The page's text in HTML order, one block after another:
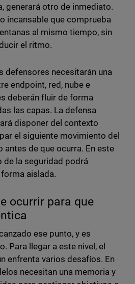
generará otro de inmediato.
incansable que comprueba
al mismo tiempo, sin
el ritmo.
defensores necesitarán una
endpoint, red, nube e
deberán fluir de forma
las capas. La defensa
disponer del contexto
el siguiente movimiento del
antes de que ocurra. En este
de la seguridad podrá
aislada.
ocurrir para que
ese punto, y es
Para llegar a este nivel, el
enfrenta varios desafíos. En
necesitan una memoria y